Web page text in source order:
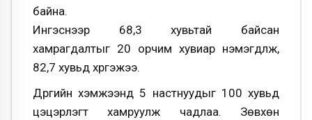
байна.
Ингэснээр 68,3 хувьтай байсан
хамрагдалтыг 20 орчим хувиар нэмэгдүүлж,
82,7 хувьд хүргэжээ.
Дүүргийн хэмжээнд 5 настнуудыг 100 хувьд
цэцэрлэгт хамруулж чадлаа. Зөвхөн